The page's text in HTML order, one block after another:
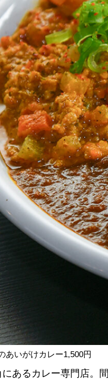
カレーが好き
京都おやつクラブ
私と店のはなし
今月の京みやげ
京都の書店
US
ットプレゼン
あいがけカレー1,500円
あるカレー専門店。